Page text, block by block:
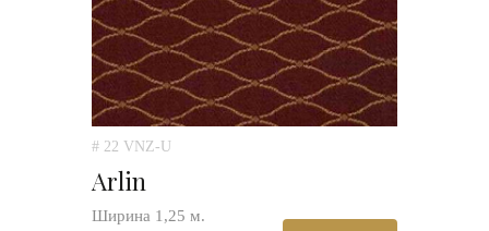
# 22 VNZ-U
Arlin
Ширина 1,25 м.